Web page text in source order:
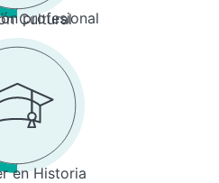
profesional
Cultural
en Historia